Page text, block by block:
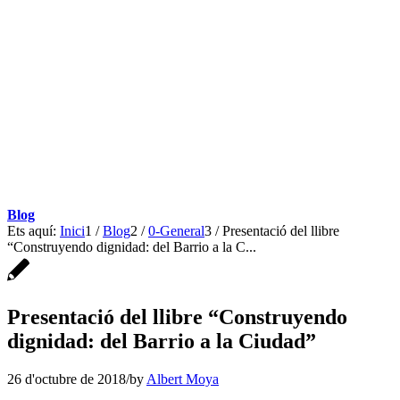
Blog
Ets aquí: Inici1 / Blog2 / 0-General3 / Presentació del llibre
“Construyendo dignidad: del Barrio a la C...
Presentació del llibre “Construyendo
dignidad: del Barrio a la Ciudad”
26 d'octubre de 2018/by Albert Moya